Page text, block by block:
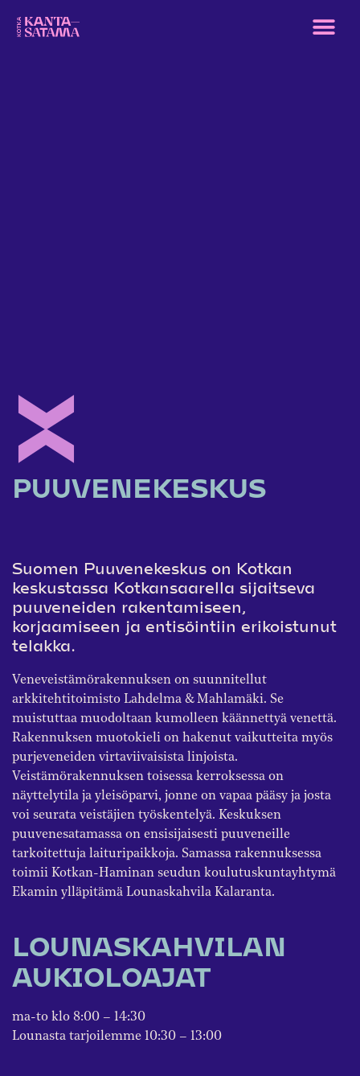
PUUVENEKESKUS
Suomen Puuvenekeskus on Kotkan
keskustassa Kotkansaarella sijaitseva
puuveneiden rakentamiseen,
korjaamiseen ja entisöintiin erikoistunut
telakka.
Veneveistämörakennuksen on suunnitellut
arkkitehtitoimisto Lahdelma & Mahlamäki. Se
muistuttaa muodoltaan kumolleen käännettyä venettä.
Rakennuksen muotokieli on hakenut vaikutteita myös
purjeveneiden virtaviivaisista linjoista.
Veistämörakennuksen toisessa kerroksessa on
näyttelytila ja yleisöparvi, jonne on vapaa pääsy ja josta
voi seurata veistäjien työskentelyä. Keskuksen
puuvenesatamassa on ensisijaisesti puuveneille
tarkoitettuja laituripaikkoja. Samassa rakennuksessa
toimii Kotkan-Haminan seudun koulutuskuntayhtymä
Ekamin ylläpitämä Lounaskahvila Kalaranta.
LOUNASKAHVILAN
AUKIOLOAJAT
ma-to klo 8:00 – 14:30
Lounasta tarjoilemme 10:30 – 13:00